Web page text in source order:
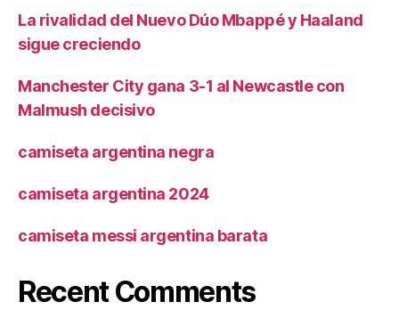
La rivalidad del Nuevo Dúo Mbappé y Haaland
sigue creciendo
Manchester City gana 3-1 al Newcastle con
Malmush decisivo
camiseta argentina negra
camiseta argentina 2024
camiseta messi argentina barata
Recent Comments